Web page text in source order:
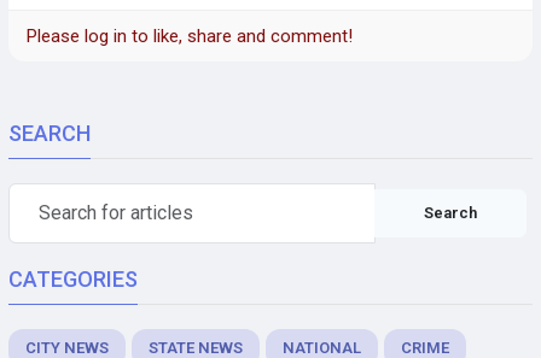
Please log in to like, share and comment!
SEARCH
Search
CATEGORIES
CITY NEWS STATE NEWS NATIONAL CRIME